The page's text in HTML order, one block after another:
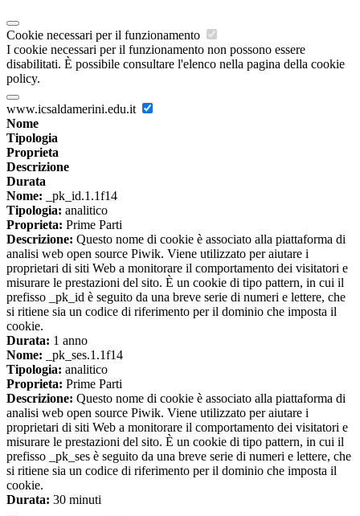
Cookie necessari per il funzionamento
I cookie necessari per il funzionamento non possono essere
disabilitati. È possibile consultare l'elenco nella pagina della cookie
policy.
www.icsaldamerini.edu.it
Nome
Tipologia
Proprieta
Descrizione
Durata
Nome: _pk_id.1.1f14
Tipologia: analitico
Proprieta: Prime Parti
Descrizione: Questo nome di cookie è associato alla piattaforma di
analisi web open source Piwik. Viene utilizzato per aiutare i
proprietari di siti Web a monitorare il comportamento dei visitatori e
misurare le prestazioni del sito. È un cookie di tipo pattern, in cui il
prefisso _pk_id è seguito da una breve serie di numeri e lettere, che
si ritiene sia un codice di riferimento per il dominio che imposta il
cookie.
Durata: 1 anno
Nome: _pk_ses.1.1f14
Tipologia: analitico
Proprieta: Prime Parti
Descrizione: Questo nome di cookie è associato alla piattaforma di
analisi web open source Piwik. Viene utilizzato per aiutare i
proprietari di siti Web a monitorare il comportamento dei visitatori e
misurare le prestazioni del sito. È un cookie di tipo pattern, in cui il
prefisso _pk_ses è seguito da una breve serie di numeri e lettere, che
si ritiene sia un codice di riferimento per il dominio che imposta il
cookie.
Durata: 30 minuti